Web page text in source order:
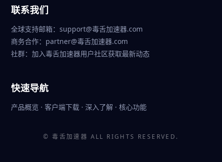
联系我们
全球支持邮箱：support@毒舌加速器.com
商务合作：partner@毒舌加速器.com
社群：加入毒舌加速器用户社区获取最新动态
快速导航
产品概览 · 客户端下载 · 深入了解 · 核心功能
©毒舌加速器 ALL RIGHTS RESERVED.